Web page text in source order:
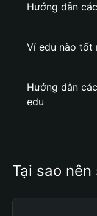
Hướng dẫn
Ví edu nào tốt
Hướng dẫn
edu
Tại sao